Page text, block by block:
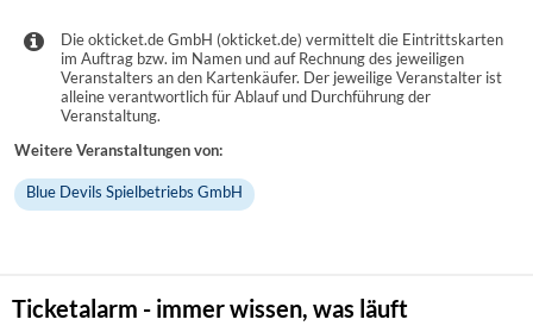
Die okticket.de GmbH (okticket.de) vermittelt die Eintrittskarten
im Auftrag bzw. im Namen und auf Rechnung des jeweiligen
Veranstalters an den Kartenkäufer. Der jeweilige Veranstalter ist
alleine verantwortlich für Ablauf und Durchführung der
Veranstaltung.
Weitere Veranstaltungen von:
Blue Devils Spielbetriebs GmbH
Ticketalarm - immer wissen, was läuft